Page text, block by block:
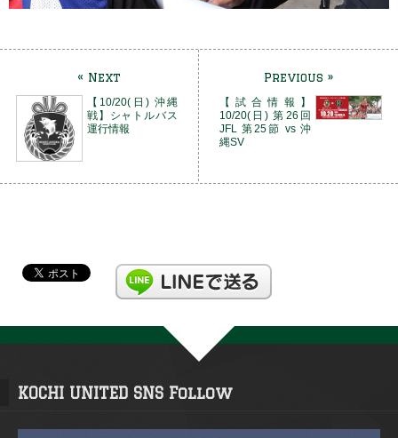
« Next
【10/20(日) 沖縄
戦】シャトルバス
運行情報
Previous »
【試合情報】
10/20(日) 第26回
JFL 第25節 vs 沖
縄SV
KOCHI UNITED SNS Follow